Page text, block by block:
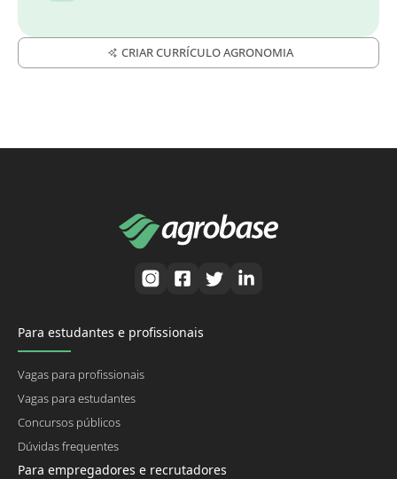
CRIAR CURRÍCULO AGRONOMIA
Para estudantes e profissionais
Vagas para profissionais
Vagas para estudantes
Concursos públicos
Dúvidas frequentes
Para empregadores e recrutadores